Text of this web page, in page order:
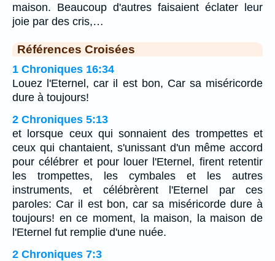
maison. Beaucoup d'autres faisaient éclater leur
joie par des cris,…
Références Croisées
1 Chroniques 16:34
Louez l'Eternel, car il est bon, Car sa miséricorde
dure à toujours!
2 Chroniques 5:13
et lorsque ceux qui sonnaient des trompettes et
ceux qui chantaient, s'unissant d'un même accord
pour célébrer et pour louer l'Eternel, firent retentir
les trompettes, les cymbales et les autres
instruments, et célébrèrent l'Eternel par ces
paroles: Car il est bon, car sa miséricorde dure à
toujours! en ce moment, la maison, la maison de
l'Eternel fut remplie d'une nuée.
2 Chroniques 7:3